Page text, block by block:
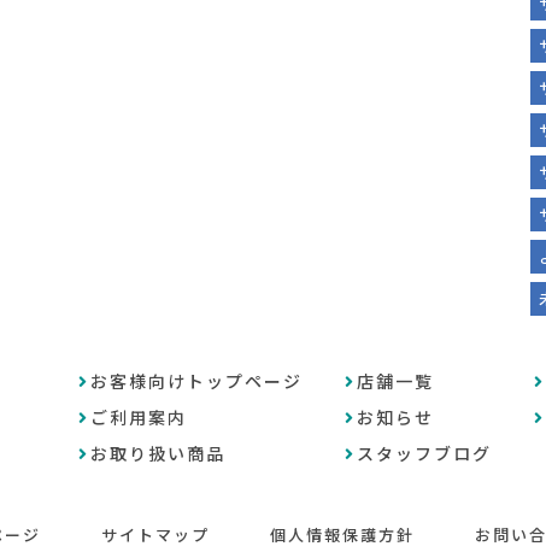
お客様向けトップページ 店舗一覧
ご利用案内
お知らせ
お取り扱い商品
スタッフブログ
ジ サイトマップ 個人情報保護方針 お問い